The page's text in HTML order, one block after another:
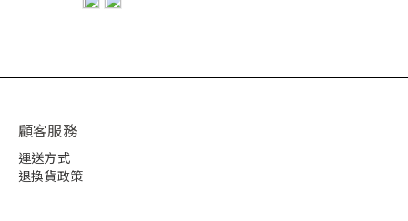
顧客服務
運送方式
退換貨政策